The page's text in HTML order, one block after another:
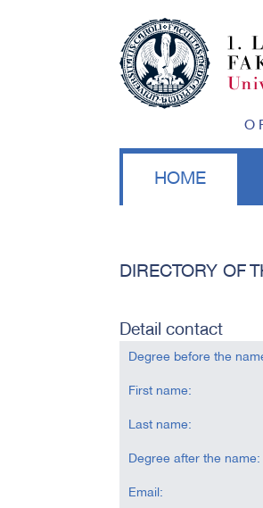
O
HOME
DIRECTORY OF
Detail contact
Degree before the
First name:
Last name:
Degree after the name:
Email: